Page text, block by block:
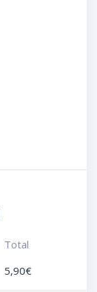
Total
5,90€